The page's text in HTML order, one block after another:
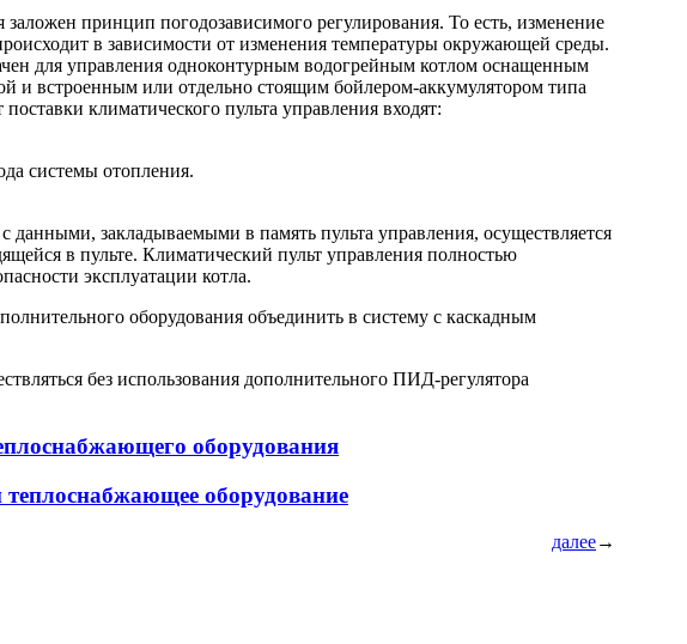
принцип погодозависимого регулирования. То есть, изменение
в зависимости от изменения температуры окружающей среды.
для управления одноконтурным водогрейным котлом оснащенным
и встроенным или отдельно стоящим бойлером-аккумулятором типа
климатического пульта управления входят:
системы отопления.
данными, закладываемыми в память пульта управления, осуществляется
в пульте. Климатический пульт управления полностью
эксплуатации котла.
оборудования объединить в систему с каскадным
без использования дополнительного ПИД-регулятора
оборудования
теплоснабжающее оборудование
далее→